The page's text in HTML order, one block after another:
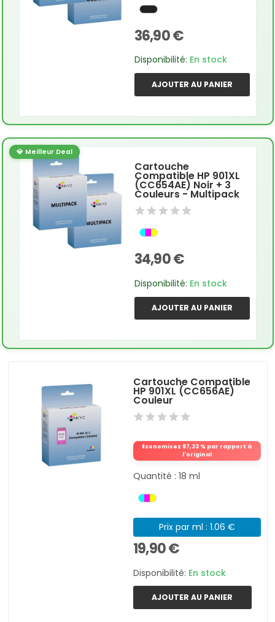
36,90 €
Disponibilité: En stock
AJOUTER AU PANIER
💎 Meilleur Deal
Cartouche
Compatible HP 901XL
(CC654AE) Noir + 3
Couleurs - Multipack
34,90 €
Disponibilité: En stock
AJOUTER AU PANIER
Cartouche Compatible
HP 901XL (CC656AE)
Couleur
Économisez 87,33 % par rapport à
l'original
Quantité : 18 ml
Prix par ml : 1.06 €
19,90 €
Disponibilité: En stock
AJOUTER AU PANIER